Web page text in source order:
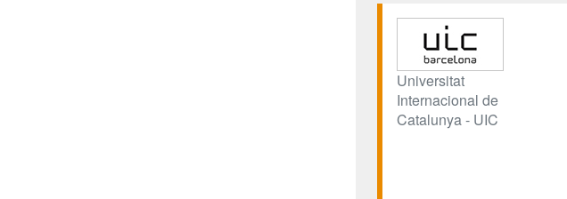
Universitat
Internacional de
Catalunya - UIC